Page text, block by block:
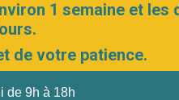
1 semaine et
de votre patience.
de 9h à 18h